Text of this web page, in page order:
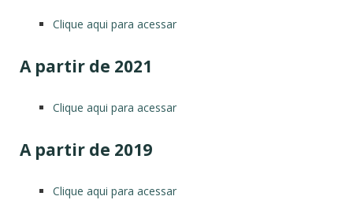
Clique aqui para acessar
A partir de 2021
Clique aqui para acessar
A partir de 2019
Clique aqui para acessar